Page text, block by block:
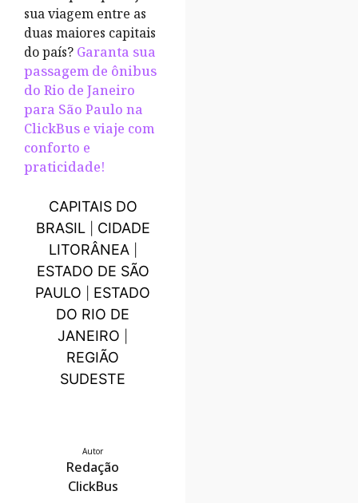
sua viagem entre as
duas maiores capitais
do país? Garanta sua
passagem de ônibus
do Rio de Janeiro
para São Paulo na
ClickBus e viaje com
conforto e
praticidade!
CAPITAIS DO
BRASIL| CIDADE
LITORÂNEA|
ESTADO DE SÃO
PAULO
ESTADO
DO RIO DE
JANEIRO
REGIÃO
SUDESTE
Autor
Redação
ClickBus